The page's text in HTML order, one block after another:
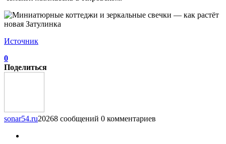
Источник
0
Поделиться
sonar54.ru20268 сообщений 0 комментариев